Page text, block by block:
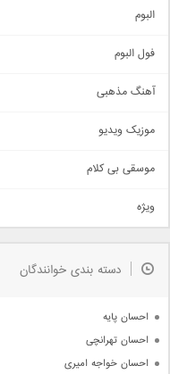
اجتماعی
حماسی
سنتی
اهنگ بندرعباسی
دمو
مذهبی
جدیدترین ها
البوم
فول البوم
آهنگ مذهبی
موزیک ویدیو
موسقی بی کلام
ویژه
دسته بندی خوانندگان
احسان پایه
احسان تهرانچی
احسان خواجه امیری